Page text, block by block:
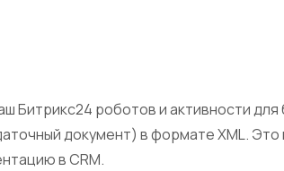
Битрикс24 роботов и активности
документ) в формате XML.
в CRM.